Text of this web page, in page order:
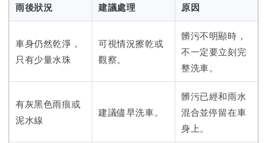
雨後狀況 建議處理 原因
車身仍然乾淨，
只有少量水珠
可視情況擦乾或
觀察。
髒污不明顯時，
不一定要立刻完
整洗車。
有灰黑色雨痕或
泥水線
建議儘早洗車。
髒污已經和雨水
混合並停留在車
身上。